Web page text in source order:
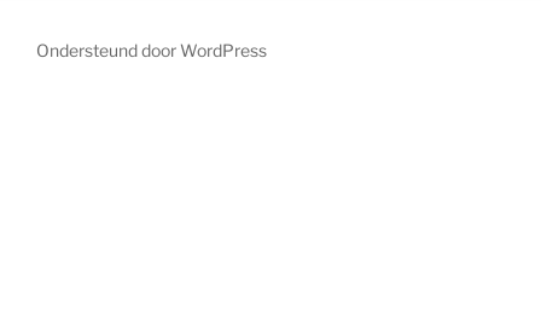
Ondersteund door WordPress